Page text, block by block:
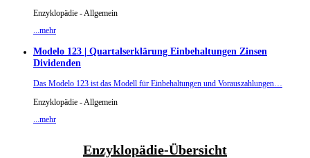
Enzyklopädie - Allgemein
...mehr
Modelo 123 | Quartalserklärung Einbehaltungen Zinsen
Dividenden
Das Modelo 123 ist das Modell für Einbehaltungen und Vorauszahlungen…
Enzyklopädie - Allgemein
...mehr
Enzyklopädie-Übersicht